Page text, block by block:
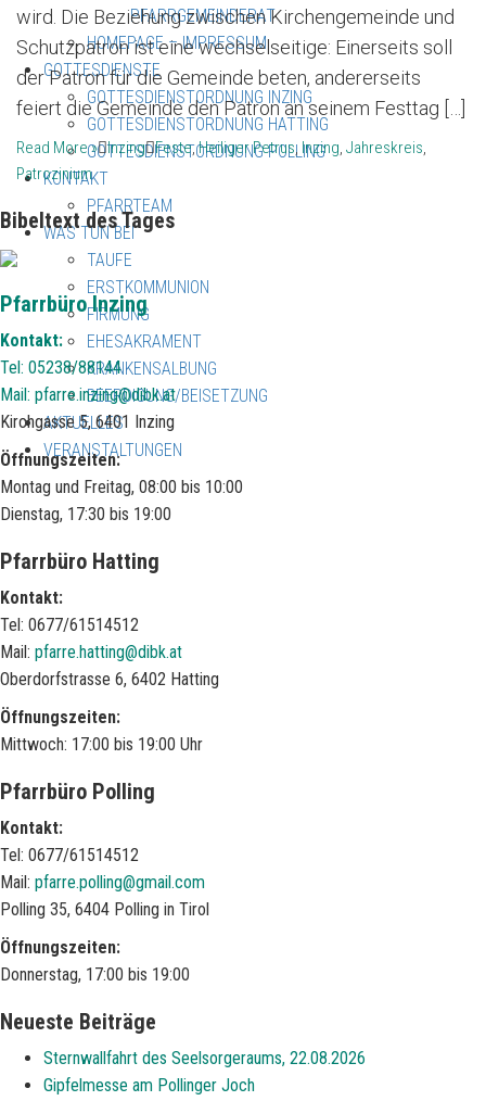
PFARRGEMEINDERAT
HOMEPAGE – IMPRESSUM
GOTTESDIENSTE
GOTTESDIENSTORDNUNG INZING
GOTTESDIENSTORDNUNG HATTING
GOTTESDIENSTORDNUNG POLLING
KONTAKT
PFARRTEAM
WAS TUN BEI
TAUFE
ERSTKOMMUNION
FIRMUNG
EHESAKRAMENT
KRANKENSALBUNG
BEERDIGUNG/BEISETZUNG
AKTUELLES
VERANSTALTUNGEN
wird. Die Beziehung zwischen Kirchengemeinde und
Schutzpatron ist eine wechselseitige: Einerseits soll
der Patron für die Gemeinde beten, andererseits
feiert die Gemeinde den Patron an seinem Festtag […]
Read More » Inzing Feste,Heiliger Petrus, Inzing, Jahreskreis,
Patrozinium
Bibeltext des Tages
Pfarrbüro Inzing
Kontakt:
Tel: 05238/88144
Mail: pfarre.inzing@dibk.at
Kirchgasse 5, 6401 Inzing
Öffnungszeiten:
Montag und Freitag, 08:00 bis 10:00
Dienstag, 17:30 bis 19:00
Pfarrbüro Hatting
Kontakt:
Tel: 0677/61514512
Mail: pfarre.hatting@dibk.at
Oberdorfstrasse 6, 6402 Hatting
Öffnungszeiten:
Mittwoch: 17:00 bis 19:00 Uhr
Pfarrbüro Polling
Kontakt:
Tel: 0677/61514512
Mail: pfarre.polling@gmail.com
Polling 35, 6404 Polling in Tirol
Öffnungszeiten:
Donnerstag, 17:00 bis 19:00
Neueste Beiträge
Sternwallfahrt des Seelsorgeraums, 22.08.2026
Gipfelmesse am Pollinger Joch